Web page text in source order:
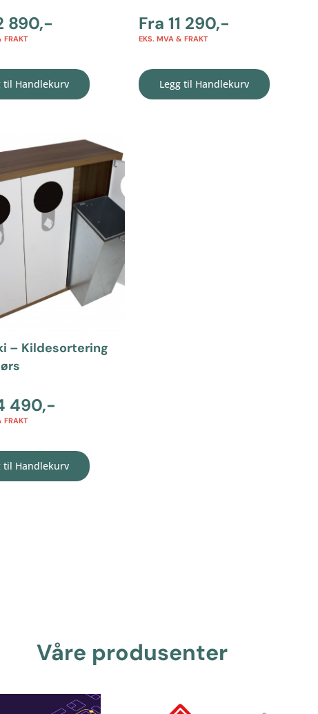
890,-
FRAKT
til Handlekurv
Fra 11 290,-
EKS. MVA & FRAKT
Legg til Handlekurv
– Kildesortering
490,-
FRAKT
til Handlekurv
Våre produsenter